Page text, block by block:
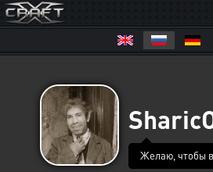
Желаю, чтобы